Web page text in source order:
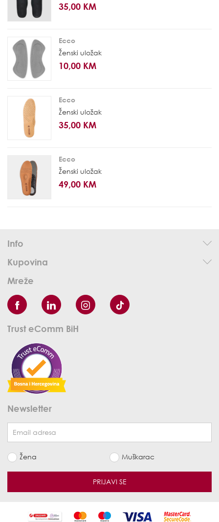
35,00 KM
Ecco
Ženski uložak
10,00 KM
Ecco
Ženski uložak
35,00 KM
Ecco
Ženski uložak
49,00 KM
Info
Kupovina
Mreže
Trust eComm BiH
Newsletter
Žena Muškarac
PRIJAVI SE